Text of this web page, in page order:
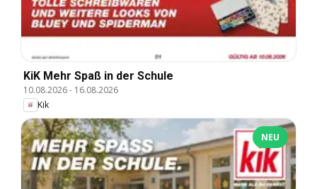
KiK Mehr Spaß in der Schule
10.08.2026- 16.08.2026
Kik
NEU